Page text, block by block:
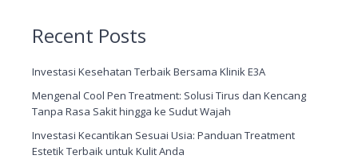
Recent Posts
Investasi Kesehatan Terbaik Bersama Klinik E3A
Mengenal Cool Pen Treatment: Solusi Tirus dan Kencang
Tanpa Rasa Sakit hingga ke Sudut Wajah
Investasi Kecantikan Sesuai Usia: Panduan Treatment
Estetik Terbaik untuk Kulit Anda